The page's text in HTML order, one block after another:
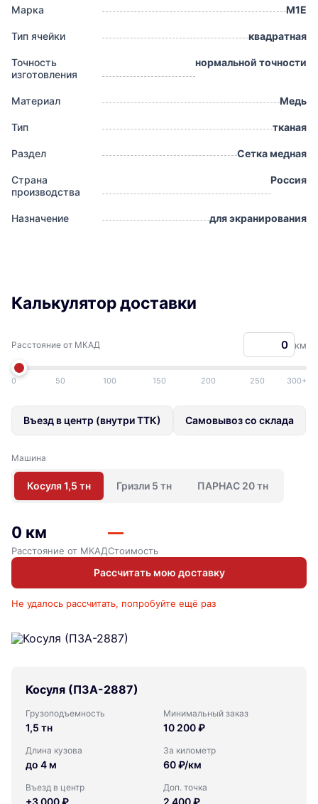
Марка М1Е
Тип ячейки квадратная
Точность
изготовления
нормальной точности
Материал Медь
Тип тканая
Раздел Сетка медная
Страна
производства
Россия
Назначение для экранирования
Калькулятор доставки
Расстояние от МКАД км
0 50 100 150 200 250 300+
Въезд в центр (внутри ТТК) Самовывоз со склада
Машина
Косуля 1,5 тн Гризли 5 тн ПАРНАС 20 тн
0 км
Расстояние от МКАД
—
Стоимость
Рассчитать мою доставку
Не удалось рассчитать, попробуйте ещё раз
Косуля (ПЗА-2887)
Грузоподъемность
1,5 тн
Минимальный заказ
10 200 ₽
Длина кузова
до 4 м
За километр
60 ₽/км
Въезд в центр Доп. точка